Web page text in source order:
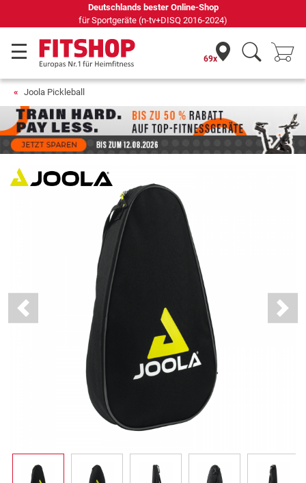
Deutschlands bester Online-Shop
für Sportgeräte (n-tv+DISQ 2016-2024)
69x
Joola Pickleball
Previous Next